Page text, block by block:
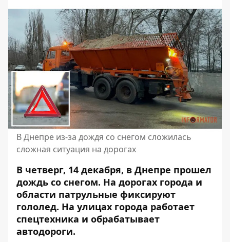
В Днепре из-за дождя со снегом сложилась
сложная ситуация на дорогах
В четверг, 14 декабря, в Днепре прошел
дождь со снегом. На дорогах города и
области патрульные фиксируют
гололед. На улицах города работает
спецтехника и обрабатывает
автодороги.